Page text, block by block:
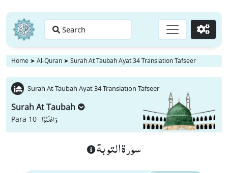
Search Go
Home ➤ Al-Quran ➤ Surah At Taubah Ayat 34 Translation Tafseer
Surah At Taubah Ayat 34 Translation Tafseer
Surah At Taubah
Para 10 -وَ اعْلَمُوْۤا
سورة التوبة